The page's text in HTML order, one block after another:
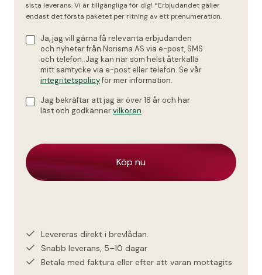
sista leverans. Vi är tillgängliga för dig! *Erbjudandet gäller
endast det första paketet per ritning av ett prenumeration.
Ja, jag vill gärna få relevanta erbjudanden
och nyheter från Norisma AS via e-post, SMS
och telefon. Jag kan när som helst återkalla
mitt samtycke via e-post eller telefon. Se vår
integritetspolicyför mer information.
Jag bekräftar att jag är över 18 år och har
läst och godkännervilkoren
Levereras direkt i brevlådan.
Snabb leverans, 5–10 dagar
Betala med faktura eller efter att varan mottagits